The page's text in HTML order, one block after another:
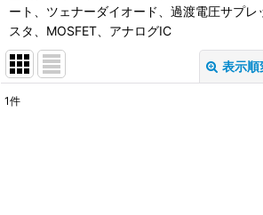
ート、ツェナーダイオード、過渡電圧サプレ
スタ、MOSFET、アナログIC
表示順
1件